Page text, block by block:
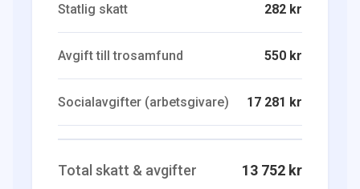
Statlig skatt 282 kr
Avgift till trosamfund 550 kr
Socialavgifter (arbetsgivare) 17 281 kr
Total skatt & avgifter 13 752 kr